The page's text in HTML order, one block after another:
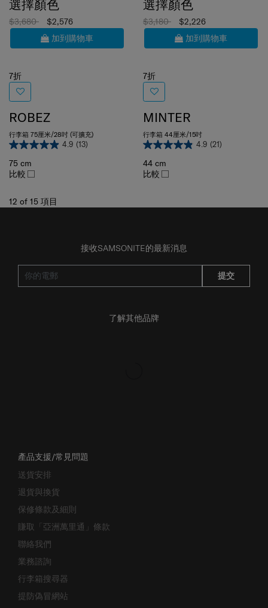
$3,680
$2,576
加到購物車
ROBEZ
行李箱 75厘米/28吋 (可擴充)
4.9 (13)
75 cm
比較
$3,180
$2,226
加到購物車
MINTER
行李箱 44厘米/15吋
4.9
44 cm
比較
提交
送貨安排
退貨與換貨
保修條款及細則
賺取「亞洲萬里通」條款
聯絡我們
業務諮詢
行李箱搜尋器
提防偽冒網站